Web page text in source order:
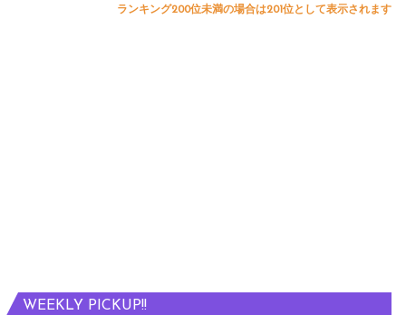
WEEKLY PICKUP!!
ランキング200位未満の場合は201位として表示されます